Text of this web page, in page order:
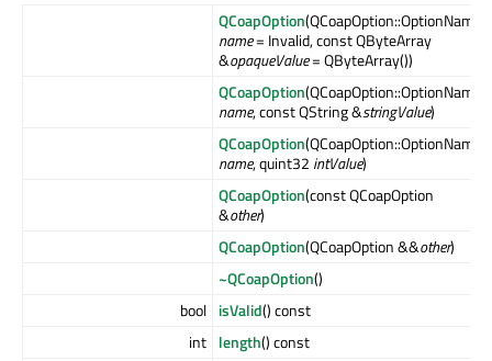
QCoapOption(QCoapOption::OptionName
name= Invalid, const QByteArray
&opaqueValue= QByteArray())
QCoapOption(QCoapOption::OptionName
name, const QString &stringValue)
QCoapOption(QCoapOption::OptionName
name, quint32 intValue)
QCoapOption(const QCoapOption
&other)
QCoapOption(QCoapOption &&other)
~QCoapOption()
bool isValid() const
int length() const